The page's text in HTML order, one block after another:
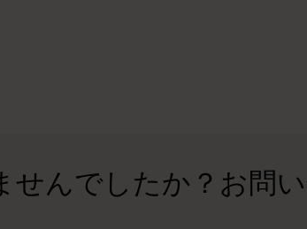
Notebooks LUXE x モレスキ
んでしたか？お問